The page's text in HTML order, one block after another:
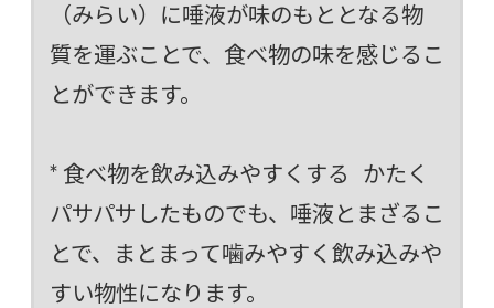
（みらい）に唾液が味のもととなる物
質を運ぶことで、食べ物の味を感じるこ
とができます。
* 食べ物を飲み込みやすくする かたく
パサパサしたものでも、唾液とまざるこ
とで、まとまって噛みやすく飲み込みや
すい物性になります。